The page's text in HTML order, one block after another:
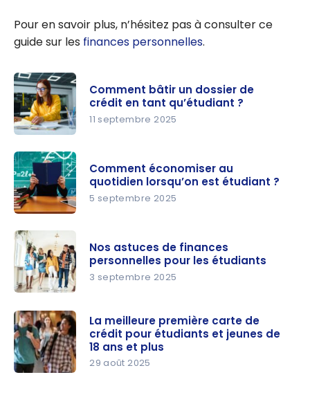
Pour en savoir plus, n’hésitez pas à consulter ce
guide sur les finances personnelles.
bâtir un
dossier de
crédit en
tant
qu’étudiant
?
Comment bâtir un dossier de
crédit en tant qu’étudiant ?
11 septembre 2025
économise
r au
quotidien
lorsqu’on
est
étudiant ?
Comment économiser au
quotidien lorsqu’on est étudiant ?
5 septembre 2025
astuces de
finances
personnell
es pour les
Nos astuces de finances
personnelles pour les étudiants
3 septembre 2025
La meilleure première carte de
crédit pour étudiants et jeunes de
18 ans et plus
29 août 2025